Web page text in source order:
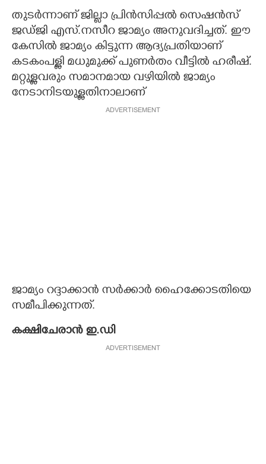
തുടർന്നാണ് ജില്ലാ പ്രിൻസിപ്പൽ സെഷൻസ്
ജഡ്ജി എസ്.നസീറ ജാമ്യം അനുവദിച്ചത്. ഈ
കേസിൽ ജാമ്യം കിട്ടുന്ന ആദ്യപ്രതിയാണ്
കടകംപള്ളി മധുമുക്ക് പുണർതം വീട്ടിൽ ഹരീഷ്‌.
മറ്റുള്ളവരും സമാനമായ വഴിയിൽ ജാമ്യം
നേടാനിടയുള്ളതിനാലാണ്
ADVERTISEMENT
ജാമ്യം റദ്ദാക്കാൻ സർക്കാർ ഹൈക്കോടതിയെ
സമീപിക്കുന്നത്.
കക്ഷിചേരാൻ ഇ.ഡി
ADVERTISEMENT